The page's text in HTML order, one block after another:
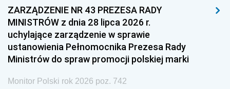
ZARZĄDZENIE NR 43 PREZESA RADY
MINISTRÓW z dnia 28 lipca 2026 r.
uchylające zarządzenie w sprawie
ustanowienia Pełnomocnika Prezesa Rady
Ministrów do spraw promocji polskiej marki
Monitor Polski rok 2026 poz. 742